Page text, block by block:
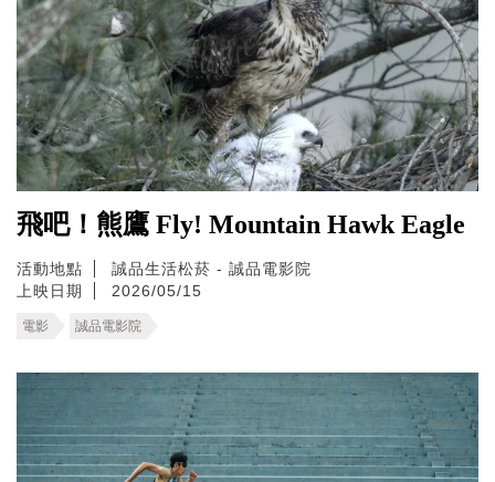
飛吧！熊鷹 Fly! Mountain Hawk Eagle
活動地點
誠品生活松菸 - 誠品電影院
上映日期
2026/05/15
電影 誠品電影院